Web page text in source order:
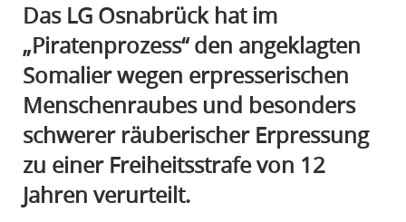
Das LG Osnabrück hat im
„Piratenprozess“ den angeklagten
Somalier wegen erpresserischen
Menschenraubes und besonders
schwerer räuberischer Erpressung
zu einer Freiheitsstrafe von 12
Jahren verurteilt.